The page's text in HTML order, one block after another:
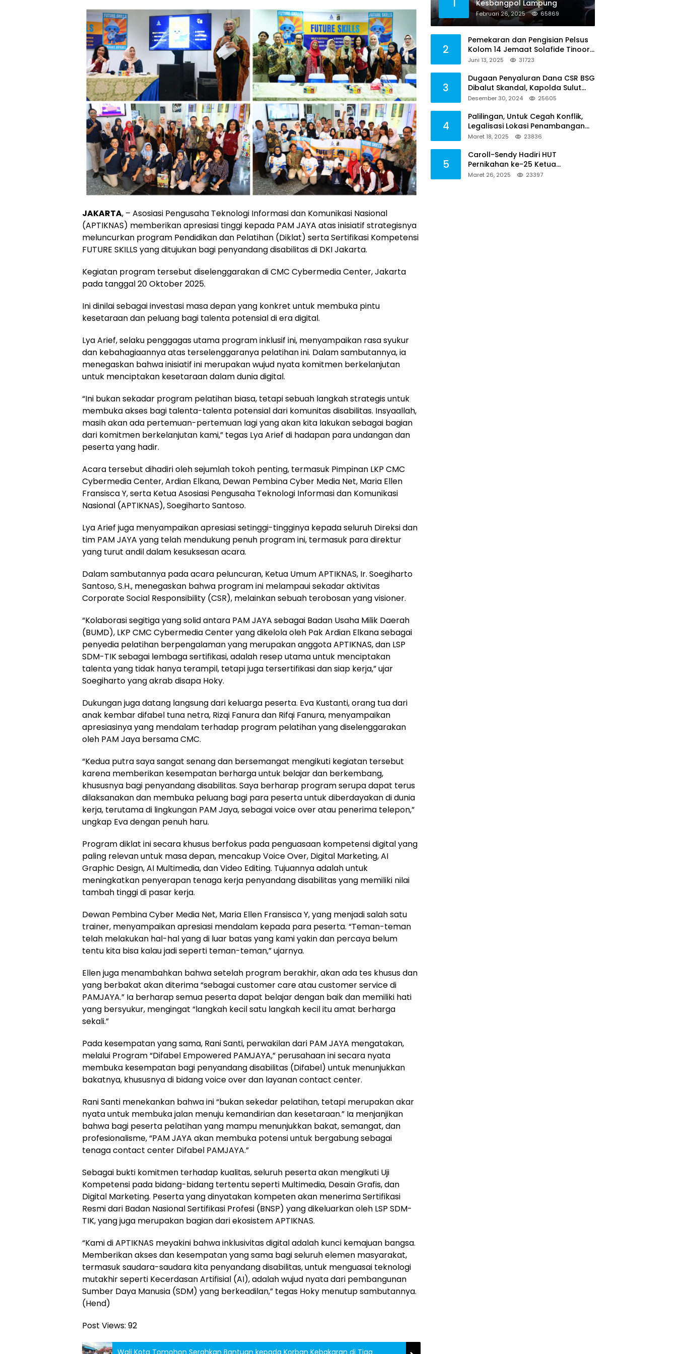
JAKARTA, – Asosiasi Pengusaha Teknologi Informasi dan Komunikasi Nasional
(APTIKNAS) memberikan apresiasi tinggi kepada PAM JAYA atas inisiatif strategisnya
meluncurkan program Pendidikan dan Pelatihan (Diklat) serta Sertifikasi Kompetensi
FUTURE SKILLS yang ditujukan bagi penyandang disabilitas di DKI Jakarta.
Kegiatan program tersebut diselenggarakan di CMC Cybermedia Center, Jakarta
pada tanggal 20 Oktober 2025.
Ini dinilai sebagai investasi masa depan yang konkret untuk membuka pintu
kesetaraan dan peluang bagi talenta potensial di era digital.
Lya Arief, selaku penggagas utama program inklusif ini, menyampaikan rasa syukur
dan kebahagiaannya atas terselenggaranya pelatihan ini. Dalam sambutannya, ia
menegaskan bahwa inisiatif ini merupakan wujud nyata komitmen berkelanjutan
untuk menciptakan kesetaraan dalam dunia digital.
“Ini bukan sekadar program pelatihan biasa, tetapi sebuah langkah strategis untuk
membuka akses bagi talenta-talenta potensial dari komunitas disabilitas. Insyaallah,
masih akan ada pertemuan-pertemuan lagi yang akan kita lakukan sebagai bagian
dari komitmen berkelanjutan kami,” tegas Lya Arief di hadapan para undangan dan
peserta yang hadir.
Acara tersebut dihadiri oleh sejumlah tokoh penting, termasuk Pimpinan LKP CMC
Cybermedia Center, Ardian Elkana, Dewan Pembina Cyber Media Net, Maria Ellen
Fransisca Y, serta Ketua Asosiasi Pengusaha Teknologi Informasi dan Komunikasi
Nasional (APTIKNAS), Soegiharto Santoso.
Lya Arief juga menyampaikan apresiasi setinggi-tingginya kepada seluruh Direksi dan
tim PAM JAYA yang telah mendukung penuh program ini, termasuk para direktur
yang turut andil dalam kesuksesan acara.
Dalam sambutannya pada acara peluncuran, Ketua Umum APTIKNAS, Ir. Soegiharto
Santoso, S.H., menegaskan bahwa program ini melampaui sekadar aktivitas
Corporate Social Responsibility (CSR), melainkan sebuah terobosan yang visioner.
“Kolaborasi segitiga yang solid antara PAM JAYA sebagai Badan Usaha Milik Daerah
(BUMD), LKP CMC Cybermedia Center yang dikelola oleh Pak Ardian Elkana sebagai
penyedia pelatihan berpengalaman yang merupakan anggota APTIKNAS, dan LSP
SDM-TIK sebagai lembaga sertifikasi, adalah resep utama untuk menciptakan
talenta yang tidak hanya terampil, tetapi juga tersertifikasi dan siap kerja,” ujar
Soegiharto yang akrab disapa Hoky.
Dukungan juga datang langsung dari keluarga peserta. Eva Kustanti, orang tua dari
anak kembar difabel tuna netra, Rizqi Fanura dan Rifqi Fanura, menyampaikan
apresiasinya yang mendalam terhadap program pelatihan yang diselenggarakan
oleh PAM Jaya bersama CMC.
“Kedua putra saya sangat senang dan bersemangat mengikuti kegiatan tersebut
karena memberikan kesempatan berharga untuk belajar dan berkembang,
khususnya bagi penyandang disabilitas. Saya berharap program serupa dapat terus
dilaksanakan dan membuka peluang bagi para peserta untuk diberdayakan di dunia
kerja, terutama di lingkungan PAM Jaya, sebagai voice over atau penerima telepon,”
ungkap Eva dengan penuh haru.
Program diklat ini secara khusus berfokus pada penguasaan kompetensi digital yang
paling relevan untuk masa depan, mencakup Voice Over, Digital Marketing, AI
Graphic Design, AI Multimedia, dan Video Editing. Tujuannya adalah untuk
meningkatkan penyerapan tenaga kerja penyandang disabilitas yang memiliki nilai
tambah tinggi di pasar kerja.
Dewan Pembina Cyber Media Net, Maria Ellen Fransisca Y, yang menjadi salah satu
trainer, menyampaikan apresiasi mendalam kepada para peserta. “Teman-teman
telah melakukan hal-hal yang di luar batas yang kami yakin dan percaya belum
tentu kita bisa kalau jadi seperti teman-teman,” ujarnya.
Ellen juga menambahkan bahwa setelah program berakhir, akan ada tes khusus dan
yang berbakat akan diterima “sebagai customer care atau customer service di
PAMJAYA.” Ia berharap semua peserta dapat belajar dengan baik dan memiliki hati
yang bersyukur, mengingat “langkah kecil satu langkah kecil itu amat berharga
sekali.”
Pada kesempatan yang sama, Rani Santi, perwakilan dari PAM JAYA mengatakan,
melalui Program “Difabel Empowered PAMJAYA,” perusahaan ini secara nyata
membuka kesempatan bagi penyandang disabilitas (Difabel) untuk menunjukkan
bakatnya, khususnya di bidang voice over dan layanan contact center.
Rani Santi menekankan bahwa ini “bukan sekedar pelatihan, tetapi merupakan akar
nyata untuk membuka jalan menuju kemandirian dan kesetaraan.” Ia menjanjikan
bahwa bagi peserta pelatihan yang mampu menunjukkan bakat, semangat, dan
profesionalisme, “PAM JAYA akan membuka potensi untuk bergabung sebagai
tenaga contact center Difabel PAMJAYA.”
Sebagai bukti komitmen terhadap kualitas, seluruh peserta akan mengikuti Uji
Kompetensi pada bidang-bidang tertentu seperti Multimedia, Desain Grafis, dan
Digital Marketing. Peserta yang dinyatakan kompeten akan menerima Sertifikasi
Resmi dari Badan Nasional Sertifikasi Profesi (BNSP) yang dikeluarkan oleh LSP SDM-
TIK, yang juga merupakan bagian dari ekosistem APTIKNAS.
“Kami di APTIKNAS meyakini bahwa inklusivitas digital adalah kunci kemajuan bangsa.
Memberikan akses dan kesempatan yang sama bagi seluruh elemen masyarakat,
termasuk saudara-saudara kita penyandang disabilitas, untuk menguasai teknologi
mutakhir seperti Kecerdasan Artifisial (AI), adalah wujud nyata dari pembangunan
Sumber Daya Manusia (SDM) yang berkeadilan,” tegas Hoky menutup sambutannya.
(Hend)
Post Views: 92
Wali Kota Tomohon Serahkan Bantuan kepada Korban Kebakaran di Tiga
Kesbangpol Lampung
Februari 26, 2025 65869
2
Pemekaran dan Pengisian Pelsus
Kolom 14 Jemaat Solafide Tinoor
Langgar Tata Gereja 2021, Toreh :
Juni 13, 2025 31723
3
Dugaan Penyaluran Dana CSR BSG
Dibalut Skandal, Kapolda Sulut
Diminta Menseriusi Hal ini
Desember 30, 2024 25605
4
Palilingan, Untuk Cegah Konflik,
Legalisasi Lokasi Penambangan
Solusinya
Maret 18, 2025 23836
5
Caroll-Sendy Hadiri HUT
Pernikahan ke-25 Ketua
Pengadilan Negeri Tondano
Maret 26, 2025 23397